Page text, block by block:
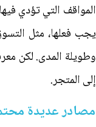
المواقف التي تؤدي
يجب فعلها، مثل
وطويلة المدى. لكن
إلى المتجر.
مصادر عديدة